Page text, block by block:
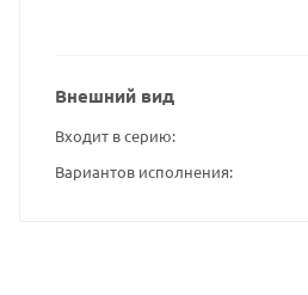
Внешний вид
Входит в серию
Вариантов исполнения